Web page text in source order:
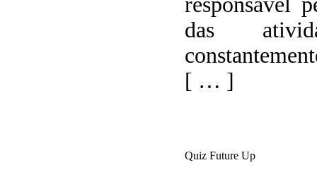
das
[ … ]
Quiz Future Up